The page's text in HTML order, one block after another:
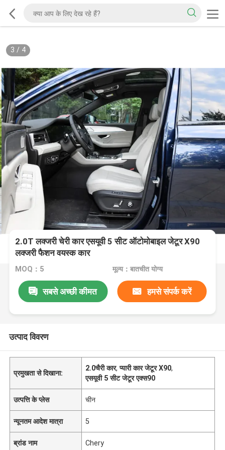
3 / 4
2.0T लक्जरी चेरी कार एसयूवी 5 सीट ऑटोमोबाइल जेटूर X90
लक्जरी फैशन वयस्क कार
MOQ：5 मूल्य：बातचीत योग्य
सबसे अच्छी कीमत हमसे संपर्क करें
उत्पाद विवरण
प्रमुखता से दिखाना:
2.0चैरी कार,प्यारी कार जेटूर X90,
एसयूवी 5 सीट जेटूर एक्स90
उत्पत्ति के प्लेस चीन
न्यूनतम आदेश मात्रा 5
ब्रांड नाम Chery